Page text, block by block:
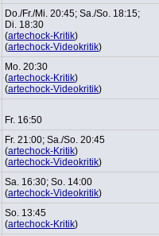
Do./Fr./Mi. 20:45; Sa./So. 18:15;
Di. 18:30
(artechock-Kritik)
(artechock-Videokritik)
Mo. 20:30
(artechock-Kritik)
(artechock-Videokritik)
Fr. 16:50
Fr. 21:00; Sa./So. 20:45
(artechock-Kritik)
(artechock-Videokritik)
Sa. 16:30; So. 14:00
(artechock-Videokritik)
So. 13:45
(artechock-Kritik)